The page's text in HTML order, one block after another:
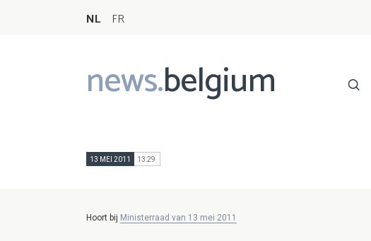
NL FR
news.belgium
Main
navigation
13 MEI 2011 13:29
Hoort bij Ministerraad van 13 mei 2011